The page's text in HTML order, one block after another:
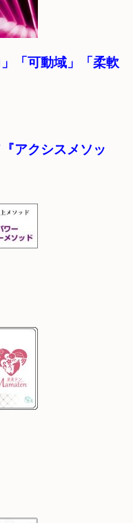
「可動域」「柔軟
アクシスメソッ